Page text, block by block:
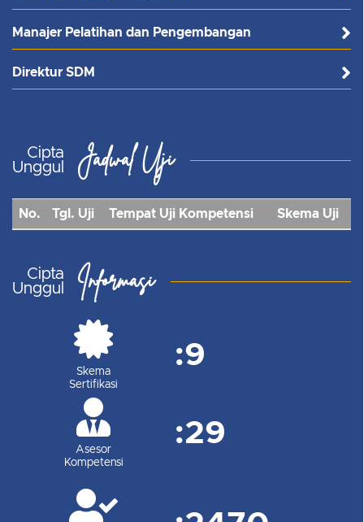
Manajer Pelatihan dan Pengembangan
Direktur SDM
Cipta
Unggul
Jadwal Uji
No. Tgl. Uji Tempat Uji Kompetensi Skema Uji
Cipta
Unggul
Informasi
Skema
Sertifikasi
:9
Asesor
Kompetensi
:29